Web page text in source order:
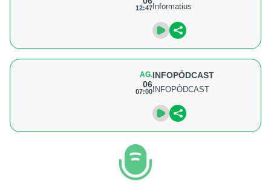
12:47Informatius
AG.
06
07:00
INFOPÒDCAST
INFOPÒDCAST